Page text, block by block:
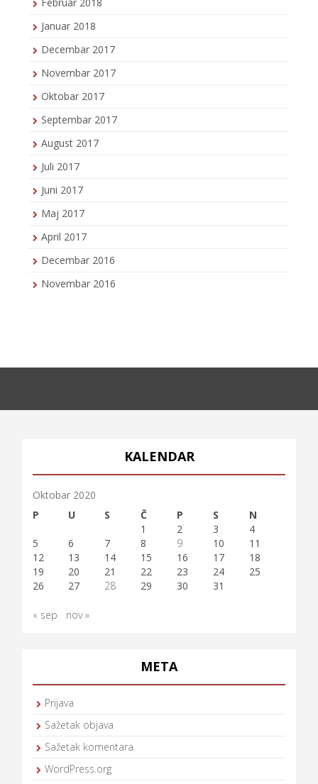
Februar 2018
Januar 2018
Decembar 2017
Novembar 2017
Oktobar 2017
Septembar 2017
August 2017
Juli 2017
Juni 2017
Maj 2017
April 2017
Decembar 2016
Novembar 2016
KALENDAR
Oktobar 2020
P
U S Č P S
N
1
2 3
4
5
6 7 8 9 10
11
12
13 14 15 16 17
18
19
20 21 22 23 24
25
26
27 28 29 30 31
« sep nov »
META
Prijava
Sažetak objava
Sažetak komentara
WordPress.org